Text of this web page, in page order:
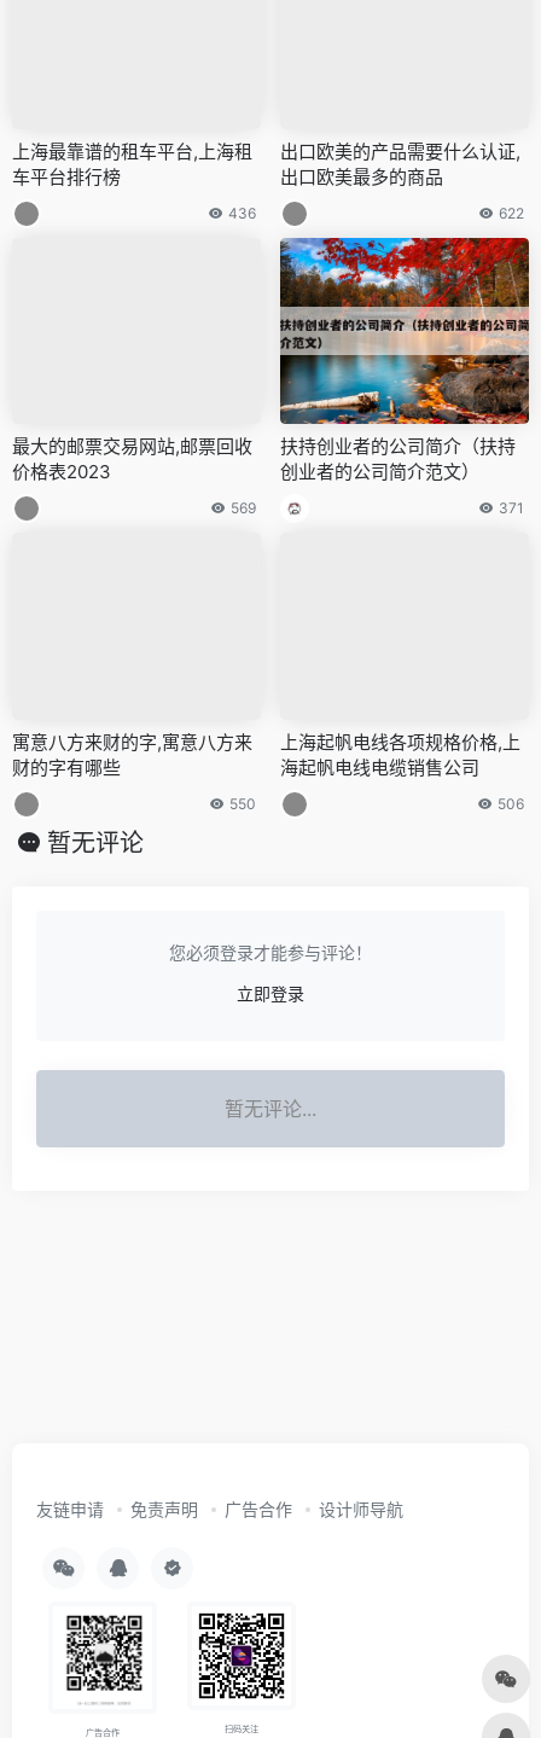
上海最靠谱的租车平台,上海租
车平台排行榜
436
出口欧美的产品需要什么认证,
出口欧美最多的商品
622
最大的邮票交易网站,邮票回收
价格表2023
569
扶持创业者的公司简介（扶持
创业者的公司简介范文）
371
寓意八方来财的字,寓意八方来
财的字有哪些
550
上海起帆电线各项规格价格,上
海起帆电线电缆销售公司
506
暂无评论
您必须登录才能参与评论！
立即登录
暂无评论...
友链申请 免责声明 广告合作 设计师导航
广告合作 扫码关注